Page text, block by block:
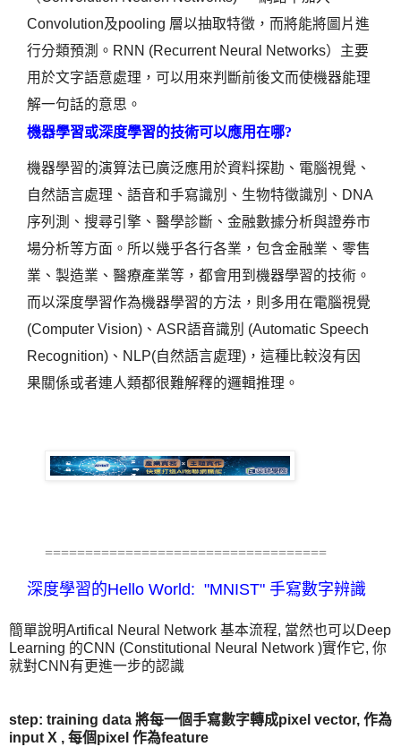
Convolution及pooling 層以抽取特徵，而將能將圖片進
行分類預測。RNN (Recurrent Neural Networks）主要
用於文字語意處理，可以用來判斷前後文而使機器能理
解一句話的意思。
機器學習或深度學習的技術可以應用在哪?
機器學習的演算法已廣泛應用於資料探勘、電腦視覺、
自然語言處理、語音和手寫識別、生物特徵識別、DNA
序列測、搜尋引擎、醫學診斷、金融數據分析與證券市
場分析等方面。所以幾乎各行各業，包含金融業、零售
業、製造業、醫療產業等，都會用到機器學習的技術。
而以深度學習作為機器學習的方法，則多用在電腦視覺
(Computer Vision)、ASR語音識別 (Automatic Speech
Recognition)、NLP(自然語言處理)，這種比較沒有因
果關係或者連人類都很難解釋的邏輯推理。
===================================
深度學習的Hello World: "MNIST" 手寫數字辨識
簡單說明Artifical Neural Network 基本流程, 當然也可以Deep
Learning 的CNN (Constitutional Neural Network )實作它, 你
就對CNN有更進一步的認識
step: training data 將每一個手寫數字轉成pixel vector, 作為
input X , 每個pixel 作為feature